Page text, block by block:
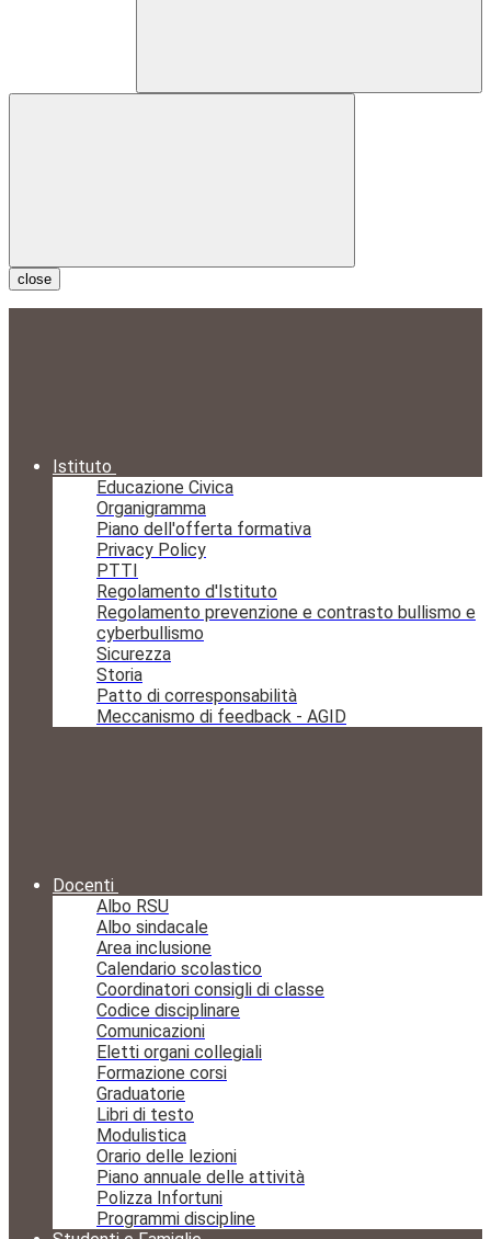
close
Istituto
Educazione Civica
Organigramma
Piano dell'offerta formativa
Privacy Policy
PTTI
Regolamento d'Istituto
Regolamento prevenzione e contrasto bullismo e
cyberbullismo
Sicurezza
Storia
Patto di corresponsabilità
Meccanismo di feedback - AGID
Docenti
Albo RSU
Albo sindacale
Area inclusione
Calendario scolastico
Coordinatori consigli di classe
Codice disciplinare
Comunicazioni
Eletti organi collegiali
Formazione corsi
Graduatorie
Libri di testo
Modulistica
Orario delle lezioni
Piano annuale delle attività
Polizza Infortuni
Programmi discipline